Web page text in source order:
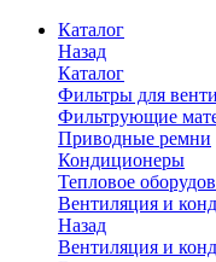
Каталог
Назад
Каталог
Фильтры для
Фильтрующие
Приводные ремни
Кондиционеры
Тепловое
Вентиляция и
Назад
Вентиляция и